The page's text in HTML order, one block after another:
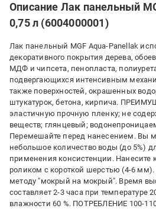
Описание Лак панельный
0,75 л (6004000001)
Лак панельный MGF Aqua-Panellak
декоративного покрытия дерева,
МДФ и чипсета, пенопласта,
подвергающихся интенсивным
также поверхностей, окрашенных
штукатурок, бетона, кирпича.
эластичную прочную пленку; не
веществ; глянцевый;
Перемешайте перед нанесением. Вы
небольшое количество воды (до 5%)
применения консистенции. Нанесите
роликом с короткой шерстью (4-6 мм).
методу "мокрый на мокрый". Время
составляет 2-3 часа при температуре
влажности 60 %. ПОТРЕБЛЕНИЕ 100-